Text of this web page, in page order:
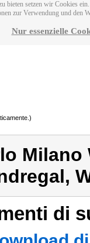
bieten setzen wir Cookies
zur Verwendung und den
Nur essenzielle
Milano
di